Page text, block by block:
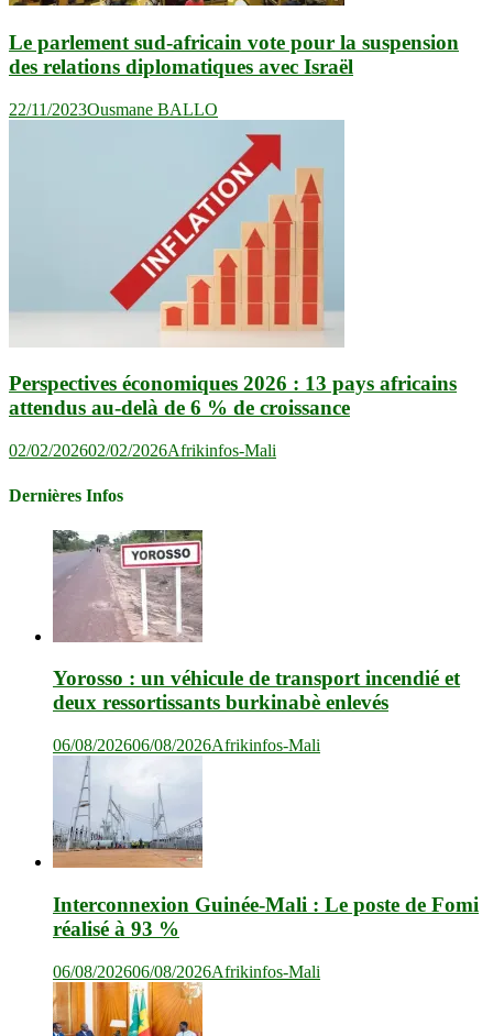
Le parlement sud-africain vote pour la suspension
des relations diplomatiques avec Israël
22/11/2023Ousmane BALLO
Perspectives économiques 2026 : 13 pays africains
attendus au-delà de 6 % de croissance
02/02/202602/02/2026Afrikinfos-Mali
Dernières Infos
Yorosso : un véhicule de transport incendié et
deux ressortissants burkinabè enlevés
06/08/202606/08/2026Afrikinfos-Mali
Interconnexion Guinée-Mali : Le poste de Fomi
réalisé à 93 %
06/08/202606/08/2026Afrikinfos-Mali